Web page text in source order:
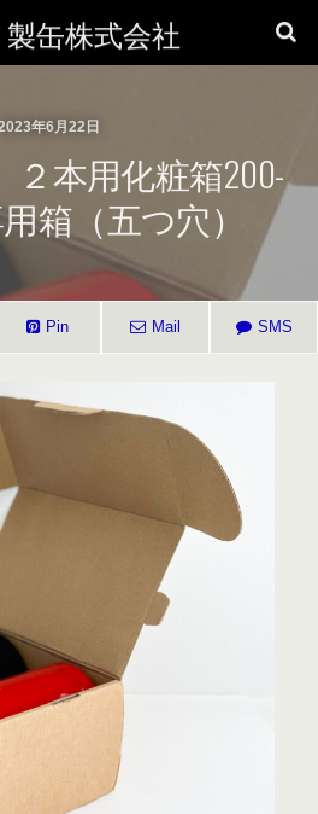
缶株式会社
年6月22日
２本用化粧箱200-
箱（五つ穴）
Pin Mail SMS